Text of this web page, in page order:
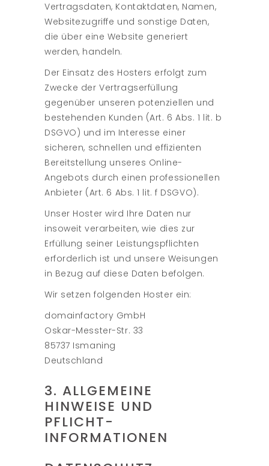
Vertragsdaten, Kontaktdaten, Namen,
Websitezugriffe und sonstige Daten,
die über eine Website generiert
werden, handeln.
Der Einsatz des Hosters erfolgt zum
Zwecke der Vertragserfüllung
gegenüber unseren potenziellen und
bestehenden Kunden (Art. 6 Abs. 1 lit. b
DSGVO) und im Interesse einer
sicheren, schnellen und effizienten
Bereitstellung unseres Online-
Angebots durch einen professionellen
Anbieter (Art. 6 Abs. 1 lit. f DSGVO).
Unser Hoster wird Ihre Daten nur
insoweit verarbeiten, wie dies zur
Erfüllung seiner Leistungspflichten
erforderlich ist und unsere Weisungen
in Bezug auf diese Daten befolgen.
Wir setzen folgenden Hoster ein:
domainfactory GmbH
Oskar-Messter-Str. 33
85737 Ismaning
Deutschland
3. ALLGEMEINE
HINWEISE UND
PFLICHT­
INFORMATIONEN